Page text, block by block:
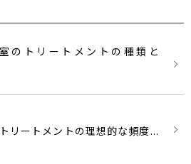
のトリートメントの種類と
リートメントの理想的な頻度...